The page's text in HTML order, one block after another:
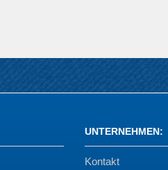
UNTERNEHMEN:
Kontakt